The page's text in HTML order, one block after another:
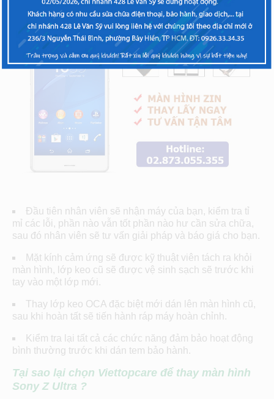
Đầu tiên nhân viên sẽ nhận máy của bạn, kiểm tra tỉ
mỉ các lỗi, phần nào vẫn tốt phần nào hư cần sửa chữa,
sau đó nhân viên sẽ tư vấn giải pháp và báo giá cho bạn.
Mặt kính cảm ứng sẽ được kỹ thuật viên tách ra khỏi
màn hình, lớp keo cũ sẽ được vệ sinh sạch sẽ trước khi
tay vào một lớp mới.
Thay lớp keo OCA đặc biệt mới dán lên màn hình cũ,
sau khi hoàn tất sẽ tiến hành ráp máy hoàn chỉnh.
Kiểm tra lại tất cả các chức năng đảm bảo hoạt động
bình thường trước khi dán tem bảo hành.
Tại sao lại chọn Viettopcare để thay màn hình
Sony Z Ultra ?